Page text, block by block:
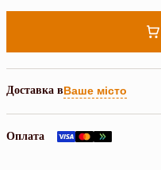
Доставка вВаше місто
Оплата